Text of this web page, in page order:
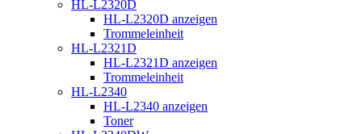
HL-L2320D
HL-L2320D anzeigen
Trommeleinheit
HL-L2321D
HL-L2321D anzeigen
Trommeleinheit
HL-L2340
HL-L2340 anzeigen
Toner